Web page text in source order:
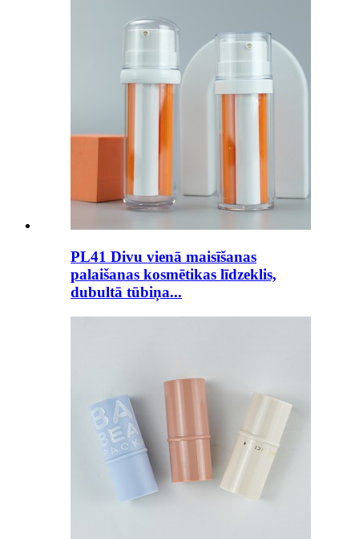
PL41 Divu vienā maisīšanas
palaišanas kosmētikas līdzeklis,
dubultā tūbiņa...